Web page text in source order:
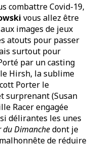
combattre Covid-19,
vous allez être
aux images de jeux
atouts pour passer
surtout pour
par un casting
Hirsh, la sublime
Porter le
surprenant (Susan
Racer engagée
délirantes les unes
du Dimanchedont je
de réduire